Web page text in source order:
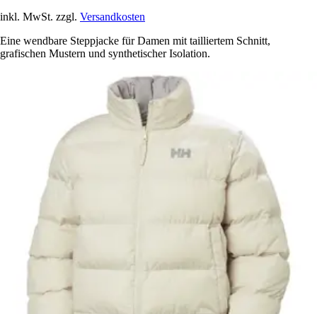
inkl. MwSt. zzgl. Versandkosten
Eine wendbare Steppjacke für Damen mit tailliertem Schnitt,
grafischen Mustern und synthetischer Isolation.